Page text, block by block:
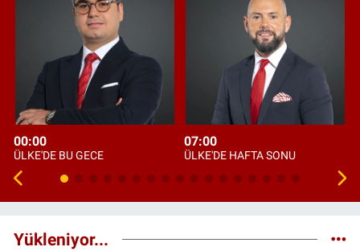
00:00
ÜLKE'DE BU GECE
07:00
ÜLKE'DE HAFTA SONU
Yükleniyor...